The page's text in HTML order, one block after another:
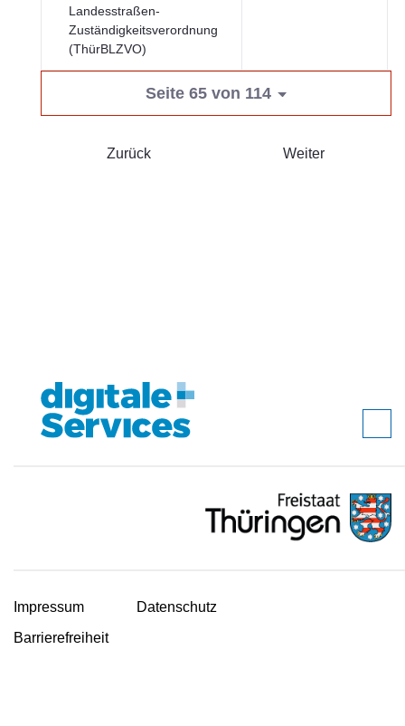
Landesstraßen-
Zuständigkeitsverordnung
(ThürBLZVO)
Seite 65 von 114
Zurück Weiter
Impressum
Datenschutz
Barrierefreiheit